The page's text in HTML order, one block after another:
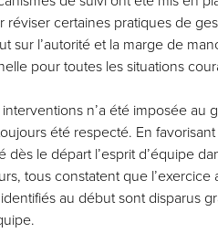
certaines pratiques de
sur l’autorité et la marge de
pour toutes les situations
n’a été imposée au
été respecté. En
dès le départ l’esprit d’équipe
tous constatent que
au début sont disparus